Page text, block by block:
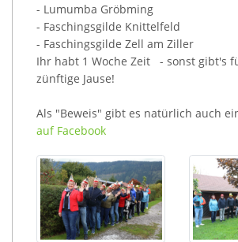
- Lumumba Gröbming
- Faschingsgilde Knittelfeld
- Faschingsgilde Zell am Ziller
Ihr habt 1 Woche Zeit - sonst gibt's
zünftige Jause!
Als "Beweis" gibt es natürlich auch
auf Facebook